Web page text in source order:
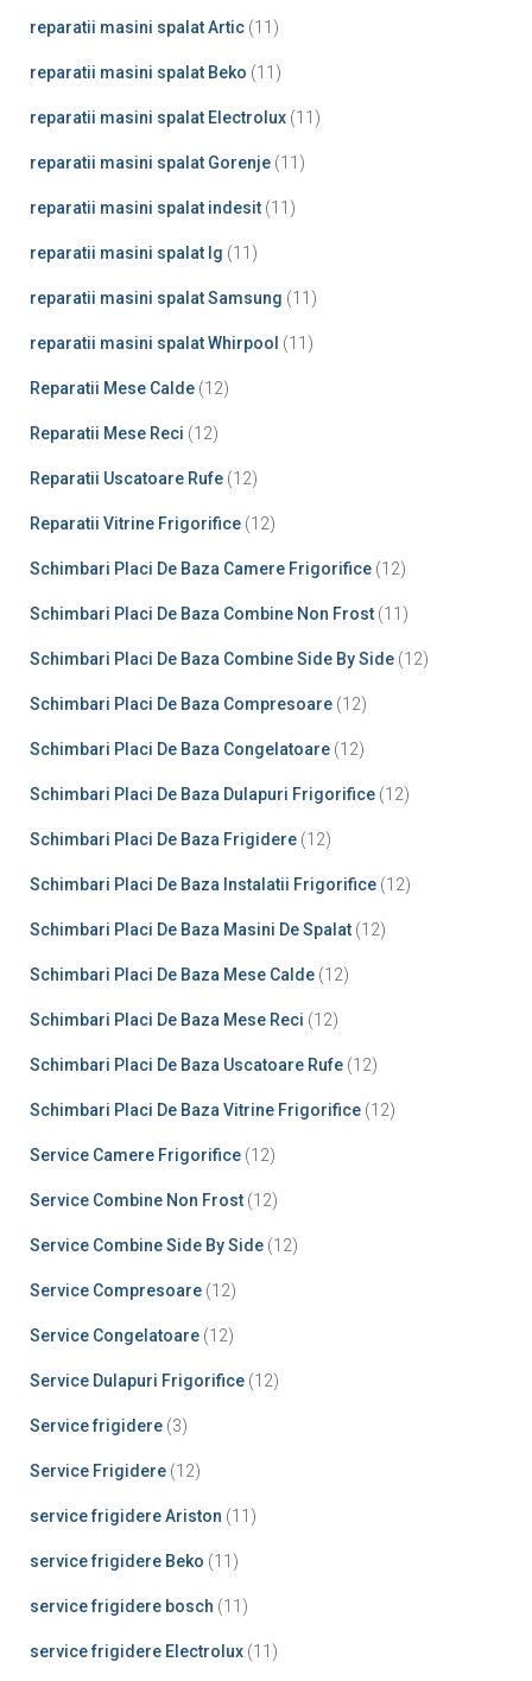
reparatii masini spalat Artic (11)
reparatii masini spalat Beko (11)
reparatii masini spalat Electrolux (11)
reparatii masini spalat Gorenje (11)
reparatii masini spalat indesit (11)
reparatii masini spalat lg (11)
reparatii masini spalat Samsung (11)
reparatii masini spalat Whirpool (11)
Reparatii Mese Calde (12)
Reparatii Mese Reci (12)
Reparatii Uscatoare Rufe (12)
Reparatii Vitrine Frigorifice (12)
Schimbari Placi De Baza Camere Frigorifice (12)
Schimbari Placi De Baza Combine Non Frost (11)
Schimbari Placi De Baza Combine Side By Side (12)
Schimbari Placi De Baza Compresoare (12)
Schimbari Placi De Baza Congelatoare (12)
Schimbari Placi De Baza Dulapuri Frigorifice (12)
Schimbari Placi De Baza Frigidere (12)
Schimbari Placi De Baza Instalatii Frigorifice (12)
Schimbari Placi De Baza Masini De Spalat (12)
Schimbari Placi De Baza Mese Calde (12)
Schimbari Placi De Baza Mese Reci (12)
Schimbari Placi De Baza Uscatoare Rufe (12)
Schimbari Placi De Baza Vitrine Frigorifice (12)
Service Camere Frigorifice (12)
Service Combine Non Frost (12)
Service Combine Side By Side (12)
Service Compresoare (12)
Service Congelatoare (12)
Service Dulapuri Frigorifice (12)
Service frigidere (3)
Service Frigidere (12)
service frigidere Ariston (11)
service frigidere Beko (11)
service frigidere bosch (11)
service frigidere Electrolux (11)